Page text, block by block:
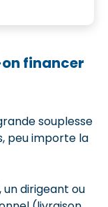
financer
souplesse
peu importe la
un dirigeant ou